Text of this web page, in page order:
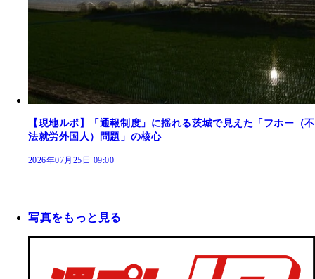
【現地ルポ】「通報制度」に揺れる茨城で見えた「フホー（不
法就労外国人）問題」の核心
2026年07月25日 09:00
写真をもっと見る